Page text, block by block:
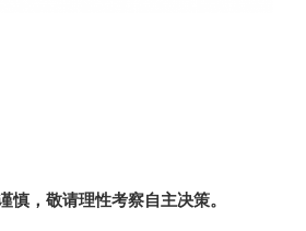
慎，敬请理性考察自主决策。